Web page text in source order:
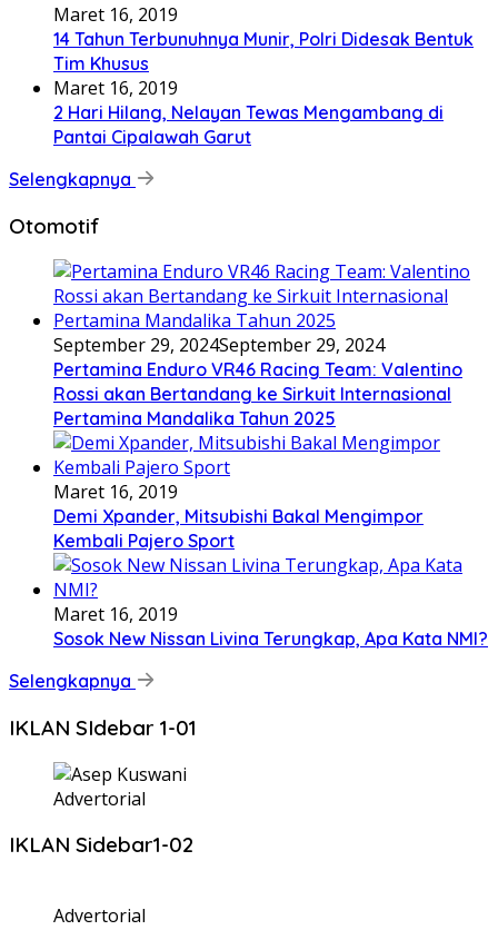
Maret 16, 2019
14 Tahun Terbunuhnya Munir, Polri Didesak Bentuk
Tim Khusus
Maret 16, 2019
2 Hari Hilang, Nelayan Tewas Mengambang di
Pantai Cipalawah Garut
Selengkapnya
Otomotif
September 29, 2024September 29, 2024
Pertamina Enduro VR46 Racing Team: Valentino
Rossi akan Bertandang ke Sirkuit Internasional
Pertamina Mandalika Tahun 2025
Maret 16, 2019
Demi Xpander, Mitsubishi Bakal Mengimpor
Kembali Pajero Sport
Maret 16, 2019
Sosok New Nissan Livina Terungkap, Apa Kata NMI?
Selengkapnya
IKLAN SIdebar 1-01
Advertorial
IKLAN Sidebar1-02
Advertorial